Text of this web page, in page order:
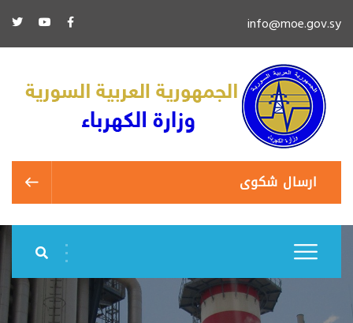
info@moe.gov.sy
ارسال شكوى